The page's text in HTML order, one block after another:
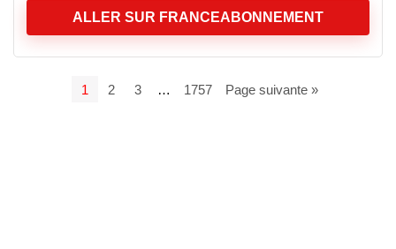
ALLER SUR FRANCEABONNEMENT
1 2 3 … 1757 Page suivante »